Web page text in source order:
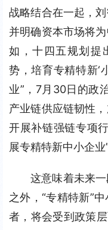
战略结合在一起，
并明确资本市场将
如，十四五规划提
势，培育专精特新‘
业”，7月30日的政
产业链供应链韧性
开展补链强链专项
展专精特新中小企业”
这意味着未来
之外，“专精特新”
者，将会受到政策